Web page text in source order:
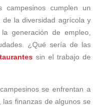
campesinos cumplen un
de la diversidad agrícola y
generación de empleo,
¿Qué sería de las
sin el trabajo de
se enfrentan a
finanzas de algunos se